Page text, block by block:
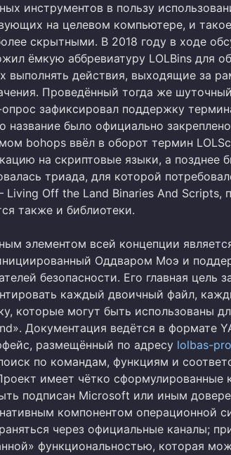
инструментов в пользу
на целевом компьютере, и
скрытными. В 2018 году в ходе
ёмкую аббревиатуру LOLBins для
выполнять действия, выходящие за
Проведённый тогда же
опрос зафиксировал поддержку
название было официально
bohops ввёл в оборот термин
на скриптовые языки, а позднее
триада, для которой
Living Off the Land Binaries And Scripts,
также и библиотеки.
элементом всей концепции
Оддваром Моэ и
безопасности. Его главная цель
каждый двоичный файл,
которые могут быть использованы
Документация ведётся в формате
размещённый по адресу lolbas-
по командам, функциям и
имеет чётко сформулированные
подписан Microsoft или иным
нативным компонентом операционной
через официальные каналы;
функциональностью, которая